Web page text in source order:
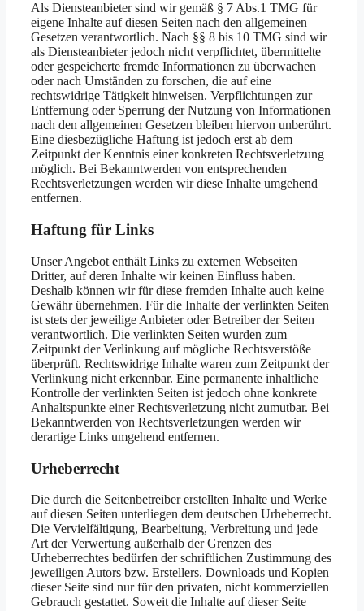
Als Diensteanbieter sind wir gemäß § 7 Abs.1 TMG für
eigene Inhalte auf diesen Seiten nach den allgemeinen
Gesetzen verantwortlich. Nach §§ 8 bis 10 TMG sind wir
als Diensteanbieter jedoch nicht verpflichtet, übermittelte
oder gespeicherte fremde Informationen zu überwachen
oder nach Umständen zu forschen, die auf eine
rechtswidrige Tätigkeit hinweisen. Verpflichtungen zur
Entfernung oder Sperrung der Nutzung von Informationen
nach den allgemeinen Gesetzen bleiben hiervon unberührt.
Eine diesbezügliche Haftung ist jedoch erst ab dem
Zeitpunkt der Kenntnis einer konkreten Rechtsverletzung
möglich. Bei Bekanntwerden von entsprechenden
Rechtsverletzungen werden wir diese Inhalte umgehend
entfernen.
Haftung für Links
Unser Angebot enthält Links zu externen Webseiten
Dritter, auf deren Inhalte wir keinen Einfluss haben.
Deshalb können wir für diese fremden Inhalte auch keine
Gewähr übernehmen. Für die Inhalte der verlinkten Seiten
ist stets der jeweilige Anbieter oder Betreiber der Seiten
verantwortlich. Die verlinkten Seiten wurden zum
Zeitpunkt der Verlinkung auf mögliche Rechtsverstöße
überprüft. Rechtswidrige Inhalte waren zum Zeitpunkt der
Verlinkung nicht erkennbar. Eine permanente inhaltliche
Kontrolle der verlinkten Seiten ist jedoch ohne konkrete
Anhaltspunkte einer Rechtsverletzung nicht zumutbar. Bei
Bekanntwerden von Rechtsverletzungen werden wir
derartige Links umgehend entfernen.
Urheberrecht
Die durch die Seitenbetreiber erstellten Inhalte und Werke
auf diesen Seiten unterliegen dem deutschen Urheberrecht.
Die Vervielfältigung, Bearbeitung, Verbreitung und jede
Art der Verwertung außerhalb der Grenzen des
Urheberrechtes bedürfen der schriftlichen Zustimmung des
jeweiligen Autors bzw. Erstellers. Downloads und Kopien
dieser Seite sind nur für den privaten, nicht kommerziellen
Gebrauch gestattet. Soweit die Inhalte auf dieser Seite